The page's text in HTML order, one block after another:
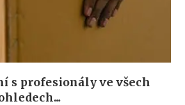
s profesionály ve všech